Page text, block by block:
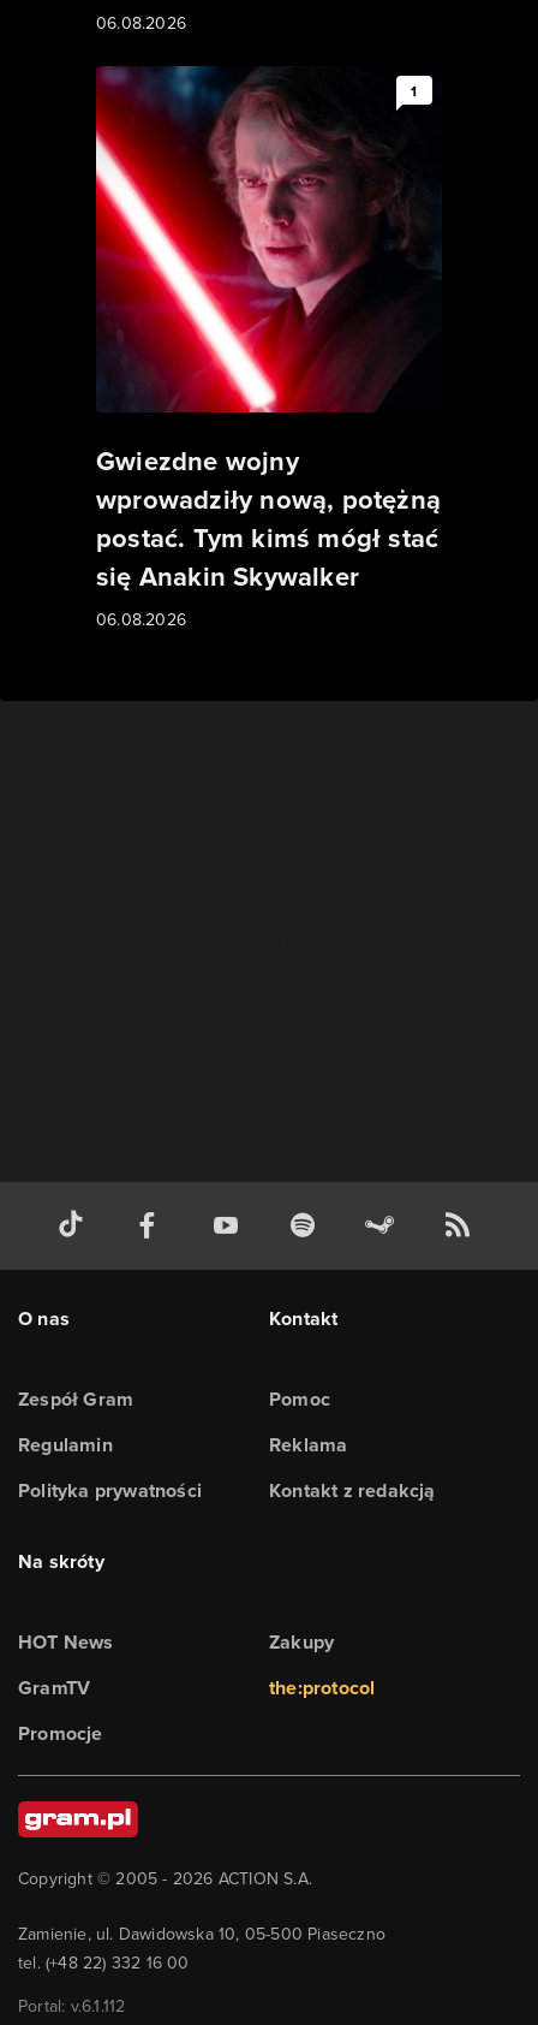
06.08.2026
1
Gwiezdne wojny
wprowadziły nową, potężną
postać. Tym kimś mógł stać
się Anakin Skywalker
06.08.2026
O nas
Zespół Gram
Regulamin
Polityka prywatności
Kontakt
Pomoc
Reklama
Kontakt z redakcją
Na skróty
HOT News
GramTV
Promocje
Zakupy
the:protocol
Copyright © 2005 - 2026 ACTION S.A.
Zamienie, ul. Dawidowska 10, 05-500 Piaseczno
tel. (+48 22) 332 16 00
Portal: v.6.1.112